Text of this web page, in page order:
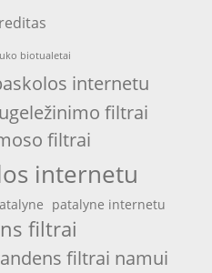
biotualetai
internetu
filtrai
filtrai
internetu
patalyne internetu
filtrai
filtrai namui